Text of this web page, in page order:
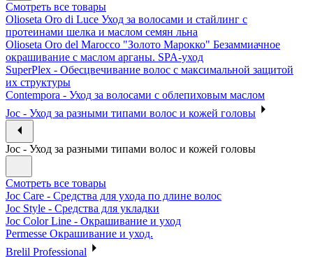
Смотреть все товары
Olioseta Oro di Luce Уход за волосами и стайлинг с
протеинами шелка и маслом семян льна
Olioseta Oro del Marocco "Золото Марокко" Безаммиачное
окрашивание с маслом арганы. SPA-уход
SuperPlex - Обесцвечивание волос с максимальной защитой
их структуры
Contempora - Уход за волосами с облепиховым маслом
Joc - Уход за разными типами волос и кожей головы
Joc - Уход за разными типами волос и кожей головы
Смотреть все товары
Joc Care - Средства для ухода по длине волос
Joc Style - Средства для укладки
Joc Color Line - Окрашивание и уход
Permesse Окрашивание и уход.
Brelil Professional